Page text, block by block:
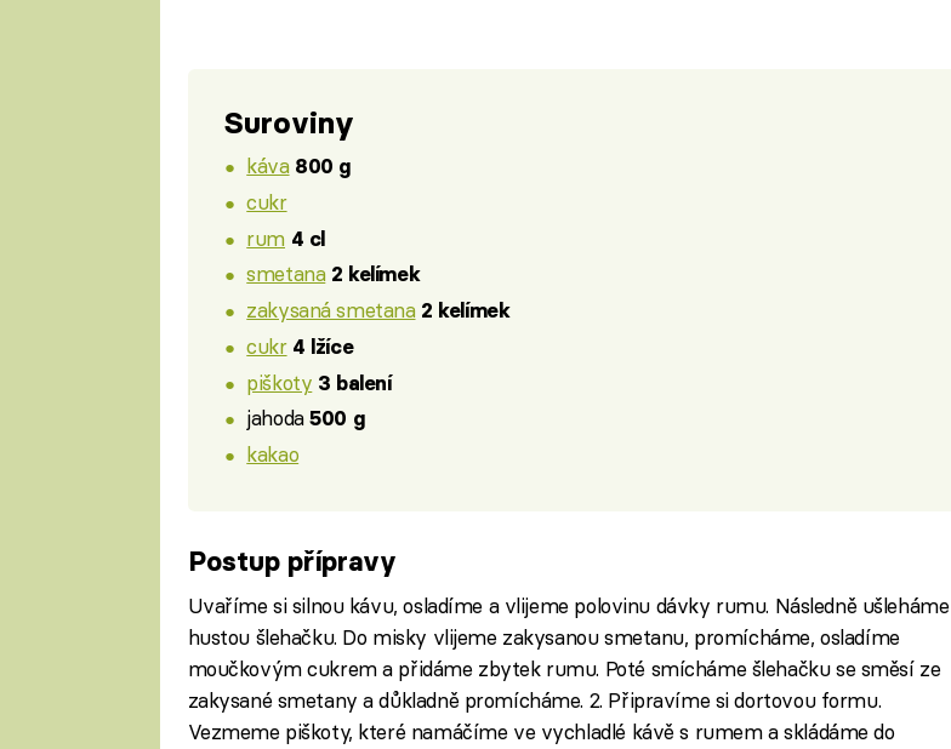
Suroviny
káva 800 g
cukr
rum 4 cl
smetana 2 kelímek
zakysaná smetana 2 kelímek
cukr 4 lžíce
piškoty 3 balení
jahoda500 g
kakao
Postup přípravy
Uvaříme si silnou kávu, osladíme a vlijeme polovinu dávky rumu. Následně ušleháme
hustou šlehačku. Do misky vlijeme zakysanou smetanu, promícháme, osladíme
moučkovým cukrem a přidáme zbytek rumu. Poté smícháme šlehačku se směsí ze
zakysané smetany a důkladně promícháme. 2. Připravíme si dortovou formu.
Vezmeme piškoty, které namáčíme ve vychladlé kávě s rumem a skládáme do